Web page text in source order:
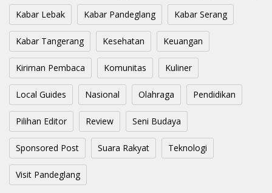
Kabar Lebak Kabar Pandeglang Kabar Serang
Kabar Tangerang Kesehatan Keuangan
Kiriman Pembaca Komunitas Kuliner
Local Guides Nasional Olahraga Pendidikan
Pilihan Editor Review Seni Budaya
Sponsored Post Suara Rakyat Teknologi
Visit Pandeglang